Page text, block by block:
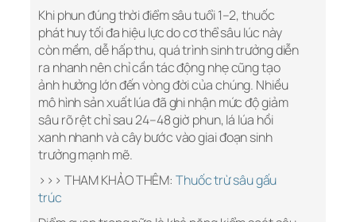
Khi phun đúng thời điểm sâu tuổi 1–2, thuốc
phát huy tối đa hiệu lực do cơ thể sâu lúc này
còn mềm, dễ hấp thu, quá trình sinh trưởng diễn
ra nhanh nên chỉ cần tác động nhẹ cũng tạo
ảnh hưởng lớn đến vòng đời của chúng. Nhiều
mô hình sản xuất lúa đã ghi nhận mức độ giảm
sâu rõ rệt chỉ sau 24–48 giờ phun, lá lúa hồi
xanh nhanh và cây bước vào giai đoạn sinh
trưởng mạnh mẽ.
>>> THAM KHẢO THÊM: Thuốc trừ sâu gấu
trúc